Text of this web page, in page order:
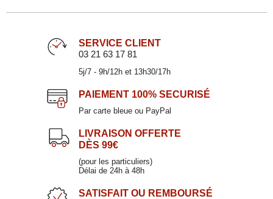
SERVICE CLIENT
03 21 63 17 81
5j/7 - 9h/12h et 13h30/17h
PAIEMENT 100% SECURISÉ
Par carte bleue ou PayPal
LIVRAISON OFFERTE
DÈS 99€
(pour les particuliers)
Délai de 24h à 48h
SATISFAIT OU REMBOURSÉ